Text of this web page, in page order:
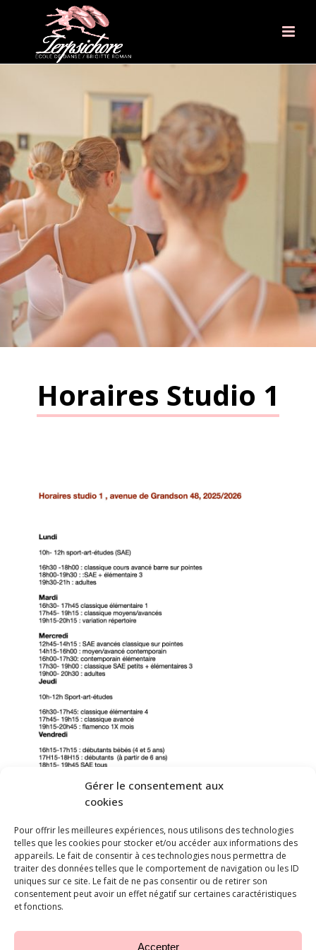
Gérer le consentement aux
cookies
Pour offrir les meilleures expériences, nous utilisons des technologies
telles que les cookies pour stocker et/ou accéder aux informations des
appareils. Le fait de consentir à ces technologies nous permettra de
traiter des données telles que le comportement de navigation ou les ID
uniques sur ce site. Le fait de ne pas consentir ou de retirer son
consentement peut avoir un effet négatif sur certaines caractéristiques
et fonctions.
Accepter
Horaires Studio 1